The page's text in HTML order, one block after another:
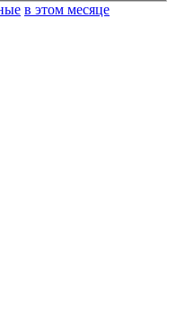
в этом месяце